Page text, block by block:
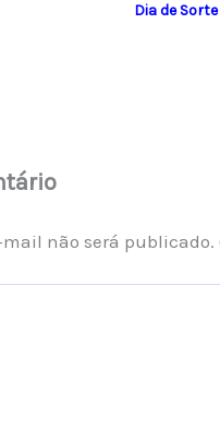
Dia de Sorte
mail não será publicado.